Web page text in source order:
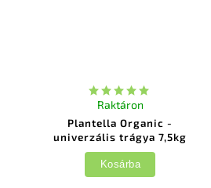
Plantella Organic -
univerzális trágya 7,5kg
Raktáron
Kosárba